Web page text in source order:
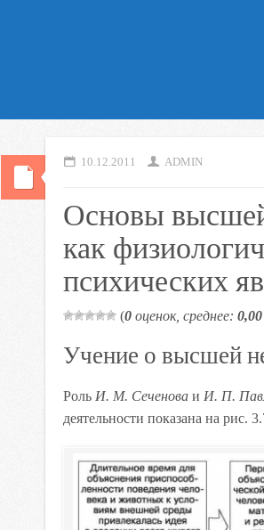
10.12.2011 ADMIN
Основы
как
психических
(0 оценок, среднее: 0,00
Учение о высшей
Роль И. М. Сеченова и И. П.
деятельности показана на рис.